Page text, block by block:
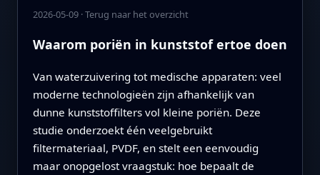
2026-05-09·Terug naar het overzicht
Waarom poriën in kunststof ertoe doen
Van waterzuivering tot medische apparaten: veel
moderne technologieën zijn afhankelijk van
dunne kunststoffilters vol kleine poriën. Deze
studie onderzoekt één veelgebruikt
filtermateriaal, PVDF, en stelt een eenvoudig
maar onopgelost vraagstuk: hoe bepaalt de